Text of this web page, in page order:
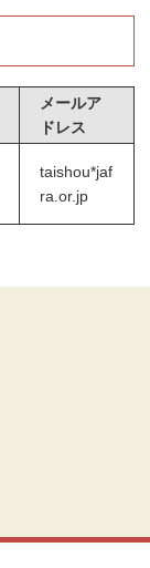
メールア
ドレス
taishou*jaf
ra.or.jp